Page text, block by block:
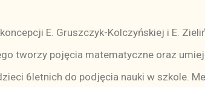
E. Gruszczyk-Kolczyńskiej i E.
tworzy pojęcia matematyczne oraz
6letnich do podjęcia nauki w szkole.